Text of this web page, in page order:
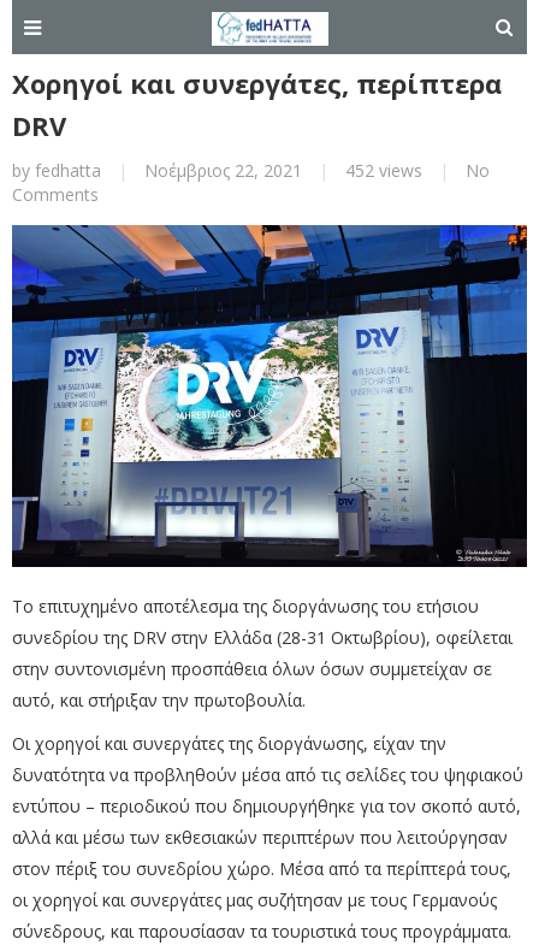
Χορηγοί και συνεργάτες, περίπτερα
DRV
by fedhatta | Νοέμβριος 22, 2021 | 452 views |
No
Comments
Το επιτυχημένο αποτέλεσμα της διοργάνωσης του ετήσιου
συνεδρίου της DRV στην Ελλάδα (28-31 Οκτωβρίου), οφείλεται
στην συντονισμένη προσπάθεια όλων όσων συμμετείχαν σε
αυτό, και στήριξαν την πρωτοβουλία.
Οι χορηγοί και συνεργάτες της διοργάνωσης, είχαν την
δυνατότητα να προβληθούν μέσα από τις σελίδες του ψηφιακού
εντύπου – περιοδικού που δημιουργήθηκε για τον σκοπό αυτό,
αλλά και μέσω των εκθεσιακών περιπτέρων που λειτούργησαν
στον πέριξ του συνεδρίου χώρο. Μέσα από τα περίπτερά τους,
οι χορηγοί και συνεργάτες μας συζήτησαν με τους Γερμανούς
σύνεδρους, και παρουσίασαν τα τουριστικά τους προγράμματα.